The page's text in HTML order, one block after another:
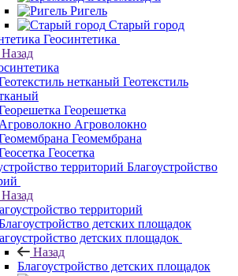
Ригель
Старый город
Геосинтетика
Назад
Геотекстиль
Георешетка
Агроволокно
Геомембрана
Геосетка
Благоустройство
Назад
территорий
детских площадок
Назад
Благоустройство детских площадок